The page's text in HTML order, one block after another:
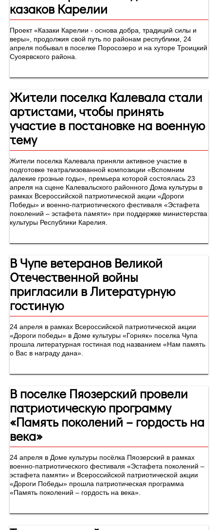
казаков Карелии
Проект «Казаки Карелии - основа добра, традиций силы и
веры», продолжия свой путь по районам республики, 24
апреля побывал в поселке Поросозеро и на хуторе Троицкий
Суоярвского района.
Жители поселка Калевала стали
артистами, чтобы принять
участие в постановке на военную
тему
Жители поселка Калевала приняли активное участие в
подготовке театрализованной композиции «Вспомним
далекие грозные годы», премьера которой состоялась 23
апреля на сцене Калевальского районного Дома культуры в
рамках Всероссийской патриотической акции «Дороги
Победы» и военно-патриотического фестиваля «Эстафета
поколений – эстафета памяти» при поддержке министерства
культуры Республики Карелия.
В Чупе ветеранов Великой
Отечественной войны
пригласили в Литературную
гостиную
24 апреля в рамках Всероссийской патриотической акции
«Дороги победы» в Доме культуры «Горняк» поселка Чупа
прошла литературная гостиная под названием «Нам память
о Вас в награду дана».
В поселке Пяозерский провели
патриотическую программу
«Память поколений – гордость на
века»
24 апреля в Доме культуры посёлка Пяозерский в рамках
военно-патриотического фестиваля «Эстафета поколений –
эстафета памяти» и Всероссийской патриотической акции
«Дороги Победы» прошла патриотическая программа
«Память поколений – гордость на века».